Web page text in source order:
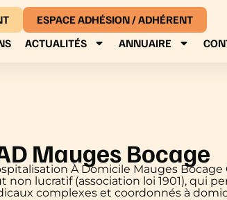
ESPACE ADHÉSION / ADHÉRENT
ACTUALITÉS ANNUAIRE
Mauges Bocage
À Domicile Mauges
non lucratif (association loi 1901), qui
complexes et coordonnés à